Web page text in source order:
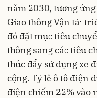
năm 2030, tương
Giao thông Vận tải
đó đặt mục tiêu
thông sang các tiêu
thúc đẩy sử dụng xe
cộng. Tỷ lệ ô tô điện
điện chiếm 22% vào